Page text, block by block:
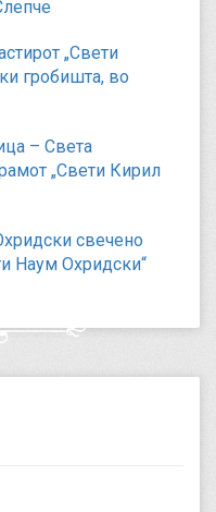
„Свети
гробишта, во
– Света
„Свети Кирил
свечено
Наум Охридски“